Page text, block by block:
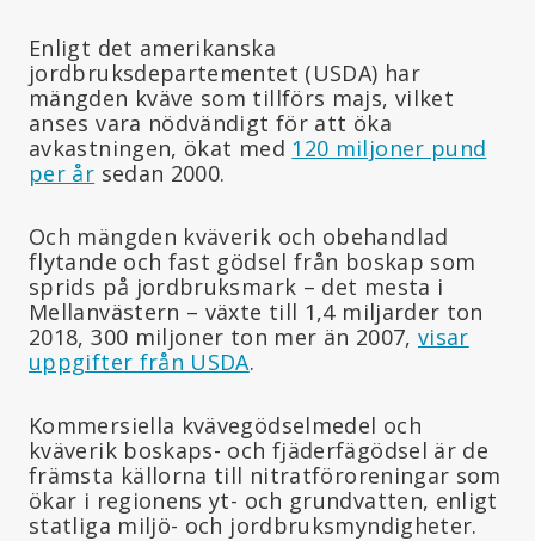
Enligt det amerikanska
jordbruksdepartementet (USDA) har
mängden kväve som tillförs majs, vilket
anses vara nödvändigt för att öka
avkastningen, ökat med 120 miljoner pund
per år sedan 2000.
Och mängden kväverik och obehandlad
flytande och fast gödsel från boskap som
sprids på jordbruksmark – det mesta i
Mellanvästern – växte till 1,4 miljarder ton
2018, 300 miljoner ton mer än 2007, visar
uppgifter från USDA.
Kommersiella kvävegödselmedel och
kväverik boskaps- och fjäderfägödsel är de
främsta källorna till nitratföroreningar som
ökar i regionens yt- och grundvatten, enligt
statliga miljö- och jordbruksmyndigheter.